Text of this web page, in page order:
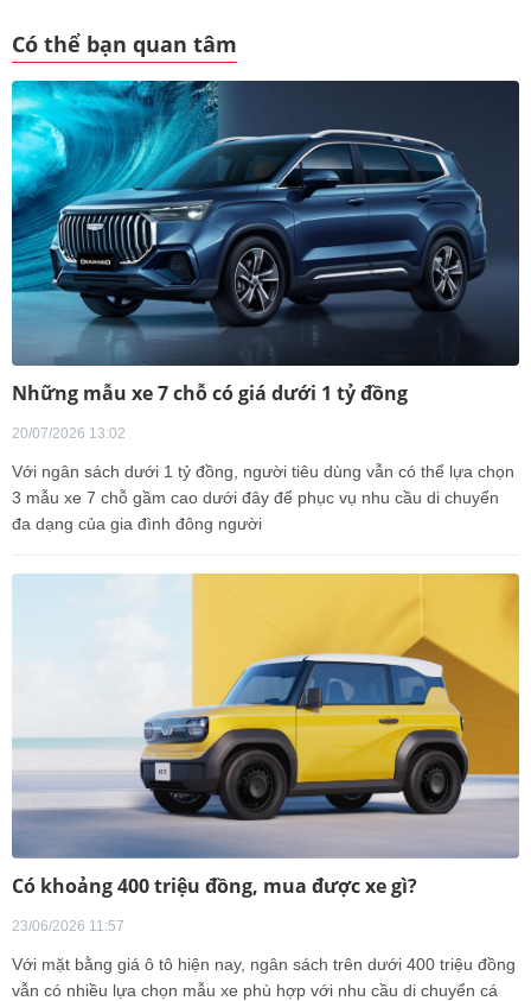
Có thể bạn quan tâm
Những mẫu xe 7 chỗ có giá dưới 1 tỷ đồng
20/07/2026 13:02
Với ngân sách dưới 1 tỷ đồng, người tiêu dùng vẫn có thể lựa chọn
3 mẫu xe 7 chỗ gầm cao dưới đây để phục vụ nhu cầu di chuyển
đa dạng của gia đình đông người
Có khoảng 400 triệu đồng, mua được xe gì?
23/06/2026 11:57
Với mặt bằng giá ô tô hiện nay, ngân sách trên dưới 400 triệu đồng
vẫn có nhiều lựa chọn mẫu xe phù hợp với nhu cầu di chuyển cá